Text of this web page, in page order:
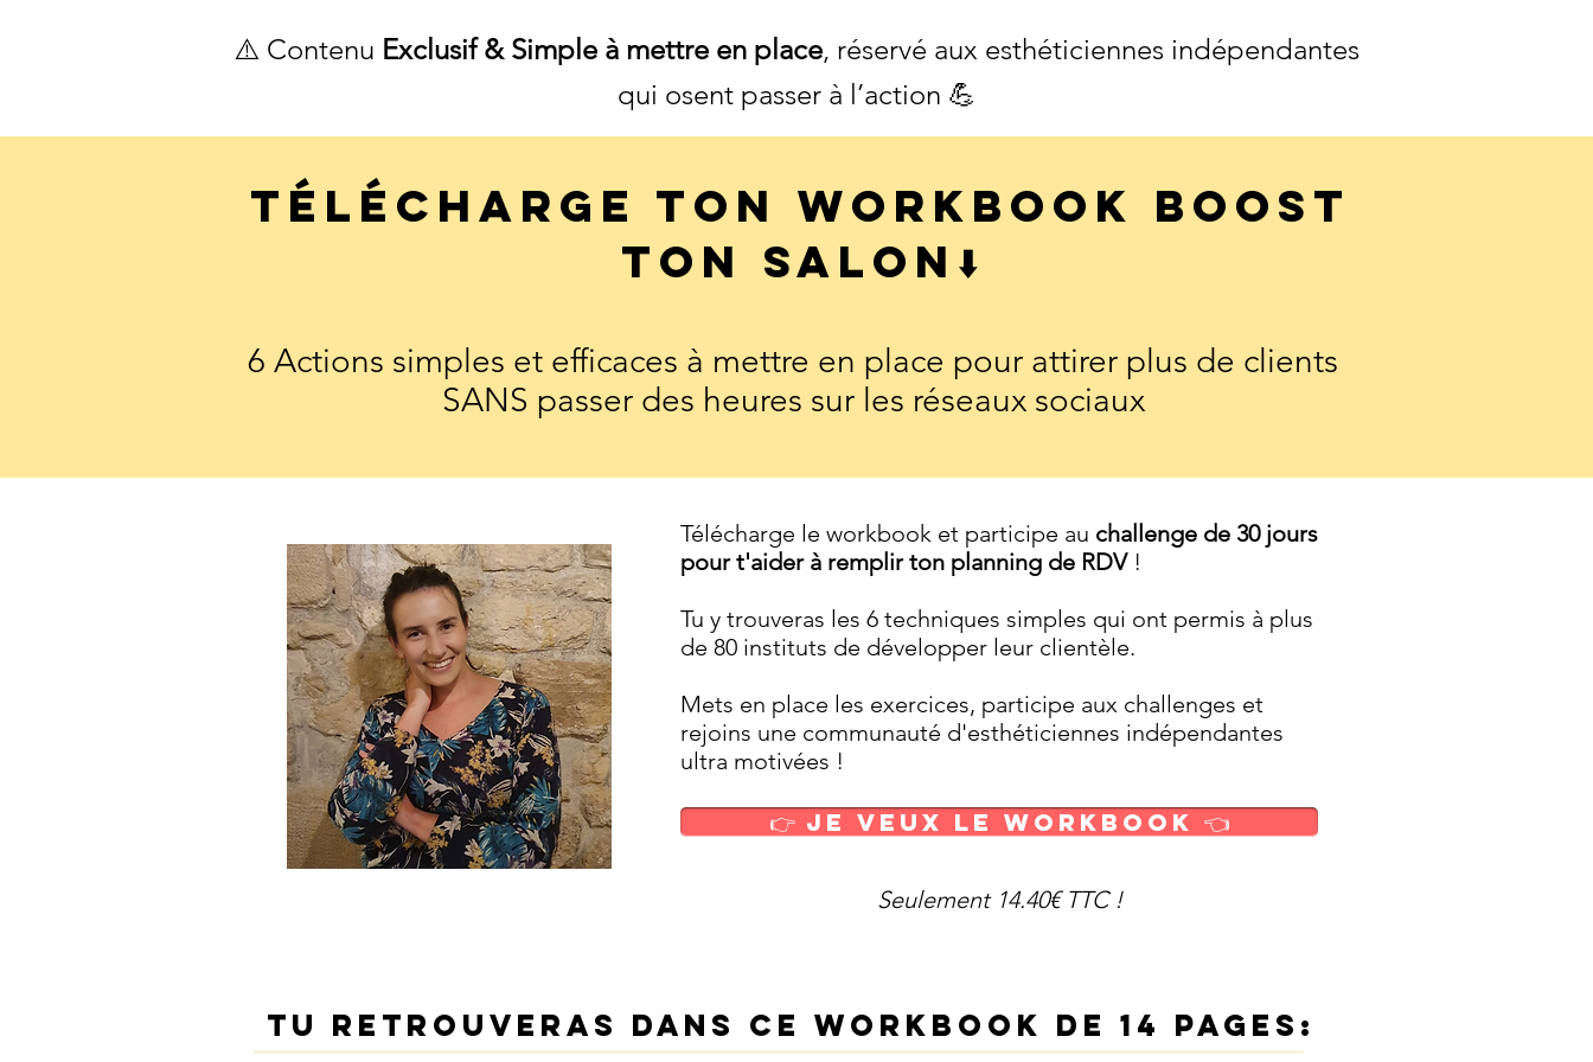
⚠️ Contenu Exclusif & Simple à mettre en place, réservé aux esthéticiennes indépendantes
qui osent passer à l’action 💪
Télécharge ton Workbook Boost
ton salon⬇️
6 Actions simples et efficaces à mettre en place pour attirer plus de clients
SANS passer des heures sur les réseaux sociaux
Télécharge le workbook et participe au challenge de 30 jours
pour t'aider à remplir ton planning de RDV!
Tu y trouveras les 6 techniques simples qui ont permis à plus
de 80 instituts de développer leur clientèle.
Mets en place les exercices, participe aux challenges et
rejoins une communauté d'esthéticiennes indépendantes
ultra motivées !
👉 Je Veux le Workbook 👈
Seulement 14.40€ TTC !
Tu retrouveras dans ce Workbook de 14 pages: